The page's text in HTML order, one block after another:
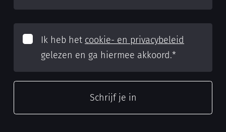
Ik heb het cookie- en privacybeleid
gelezen en ga hiermee akkoord.*